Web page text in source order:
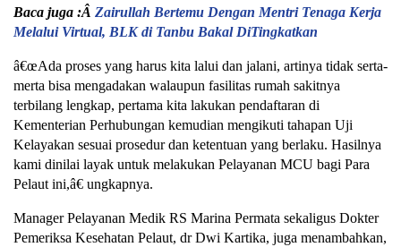
Baca juga :Â Zairullah Bertemu Dengan Mentri Tenaga Kerja
Melalui Virtual, BLK di Tanbu Bakal DiTingkatkan
â€œAda proses yang harus kita lalui dan jalani, artinya tidak serta-
merta bisa mengadakan walaupun fasilitas rumah sakitnya
terbilang lengkap, pertama kita lakukan pendaftaran di
Kementerian Perhubungan kemudian mengikuti tahapan Uji
Kelayakan sesuai prosedur dan ketentuan yang berlaku. Hasilnya
kami dinilai layak untuk melakukan Pelayanan MCU bagi Para
Pelaut ini,â€ ungkapnya.
Manager Pelayanan Medik RS Marina Permata sekaligus Dokter
Pemeriksa Kesehatan Pelaut, dr Dwi Kartika, juga menambahkan,